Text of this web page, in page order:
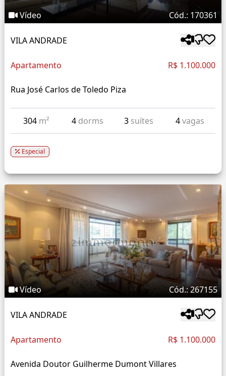
Vídeo Cód.: 170361
VILA ANDRADE
Apartamento R$ 1.100.000
Rua José Carlos de Toledo Piza
304 m² 4 dorms 3 suítes 4vagas
Especial
Vídeo Cód.: 267155
VILA ANDRADE
Apartamento R$ 1.100.000
Avenida Doutor Guilherme Dumont Villares